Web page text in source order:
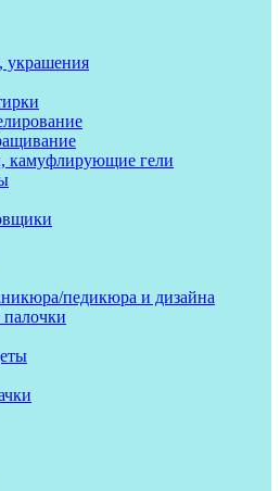
украшения
камуфлирующие гели
педикюра и дизайна